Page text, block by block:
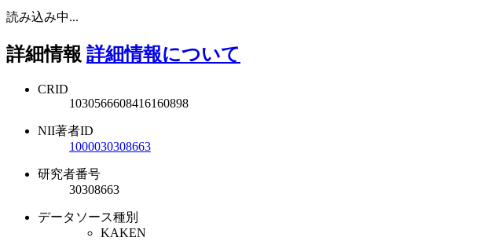
読み込み中...
詳細情報 詳細情報について
CRID
1030566608416160898
NII著者ID
1000030308663
研究者番号
30308663
データソース種別
KAKEN